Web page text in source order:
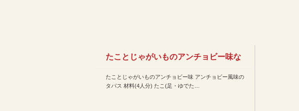
たことじゃがいものアンチョビー味な
ど | 今日のレシピ(20…
たことじゃがいものアンチョビー味 アンチョビー風味の
タパス 材料(4人分) たこ(足・ゆでた…